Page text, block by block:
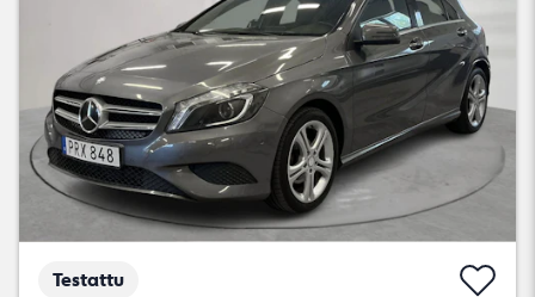
Testattu